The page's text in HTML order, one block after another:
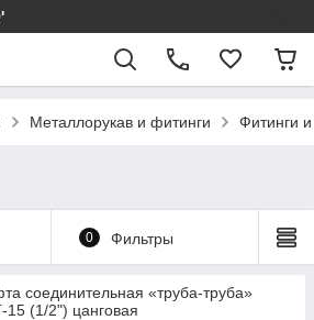
Металлорукав и фитинги Фитинги
0 Фильтры
соединительная «труба-труба»
(1/2") цанговая